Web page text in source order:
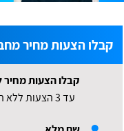
קבלו הצעות מחיר
קבלו הצעות
עד 3 הצעות ללא התחייבות בחינם: